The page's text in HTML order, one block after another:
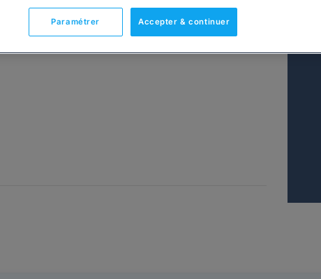
Accepter & continuer
Paramétrer